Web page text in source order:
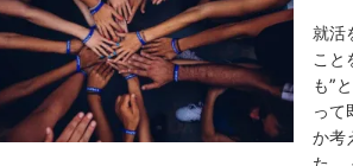
就活
こと
も”
って
か考